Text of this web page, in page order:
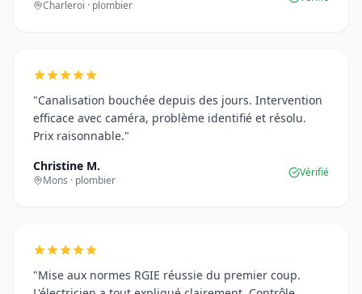
Charleroi · plombier
"Canalisation bouchée depuis des jours. Intervention
efficace avec caméra, problème identifié et résolu.
Prix raisonnable."
Christine M.
Mons · plombier
Vérifié
"Mise aux normes RGIE réussie du premier coup.